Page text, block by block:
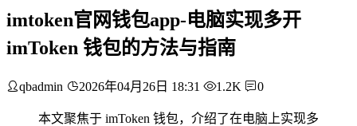
imtoken官网钱包app-电脑实现多开
imToken 钱包的方法与指南
qbadmin 2026年04月26日 18:31 1.2K 0
本文聚焦于 imToken 钱包，介绍了在电脑上实现多